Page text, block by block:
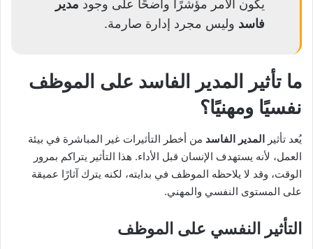
يكون الأمر مؤشرًا واضحًا على وجود مدير
فاسد وليس مجرد إدارة صارمة.
ما تأثير المدير الفاسد على الموظف
نفسيًا ومهنيًا؟
يُعد تأثير المدير الفاسد من أخطر التأثيرات غير المباشرة في بيئة
العمل، لأنه يستهدف الإنسان قبل الأداء. هذا التأثير يتراكم بمرور
الوقت، وقد لا يلاحظه الموظف في بدايته، لكنه يترك آثارًا عميقة
على المستوى النفسي والمهني.
التأثير النفسي على الموظف